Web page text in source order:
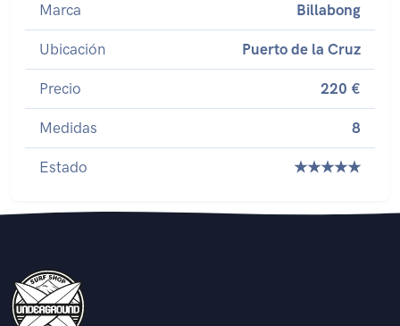
Marca Billabong
Ubicación Puerto de la Cruz
Precio 220 €
Medidas 8
Estado ★★★★★